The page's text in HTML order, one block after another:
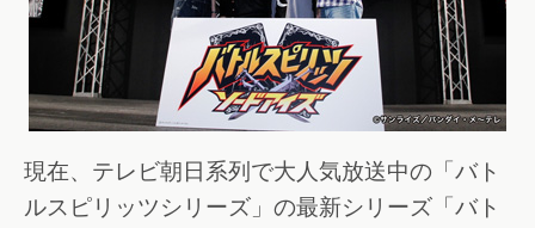
現在、テレビ朝日系列で大人気放送中の「バト
ルスピリッツシリーズ」の最新シリーズ「バト